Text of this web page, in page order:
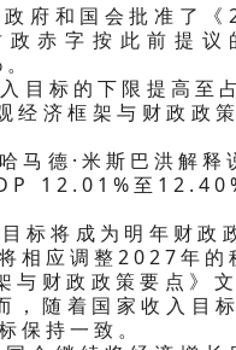
政府和国会批准了
政赤字按此前提
目标的下限提高
经济框架与财政
马德·米斯巴洪解
12.01%至
标将成为明年财
相应调整2027年的
与财政政策要点》
随着国家收入目
保持一致。